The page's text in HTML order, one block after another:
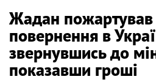
Жадан
повернення в
звернувшись до
показавши гроші